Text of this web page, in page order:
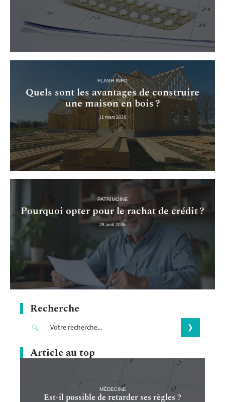
FLASH INFO
Quels sont les avantages de construire
une maison en bois ?
11 mars 2026
PATRIMOINE
Pourquoi opter pour le rachat de crédit ?
28 avril 2026
Recherche
Article au top
MÉDECINE
Est-il possible de retarder ses règles ?